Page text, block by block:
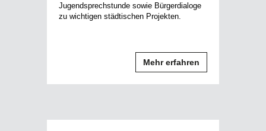
Jugendsprechstunde sowie Bürgerdialoge
zu wichtigen städtischen Projekten.
Mehr erfahren